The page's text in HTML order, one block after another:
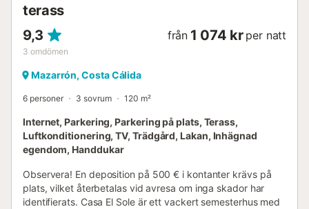
terass
9,3
3 omdömen
från 1 074 kr per natt
Mazarrón, Costa Cálida
6 personer 3 sovrum 120 m²
Internet, Parkering, Parkering på plats, Terass,
Luftkonditionering, TV, Trädgård, Lakan, Inhägnad
egendom, Handdukar
Observera! En deposition på 500 € i kontanter krävs på
plats, vilket återbetalas vid avresa om inga skador har
identifierats. Casa El Sole är ett vackert semesterhus med